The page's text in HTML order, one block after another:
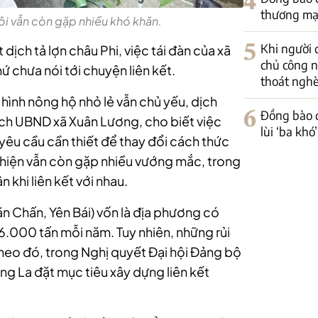
vẫn còn gặp nhiều khó khăn.
tả lợn châu Phi, việc tái đàn của xã
chưa nói tới chuyện liên kết.
nông hộ nhỏ lẻ vẫn chủ yếu, dịch
UBND xã Xuân Lương, cho biết việc
cầu cần thiết để thay đổi cách thức
vẫn còn gặp nhiều vướng mắc, trong
khi liên kết với nhau.
Chấn, Yên Bái) vốn là địa phương có
tấn mỗi năm. Tuy nhiên, những rủi
đó, trong Nghị quyết Đại hội Đảng bộ
La đặt mục tiêu xây dựng liên kết
thương
5 Khi người
chủ công
thoát
6 Đồng bào
lùi ‘ba